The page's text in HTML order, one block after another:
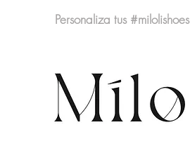
Personaliza tus #milolishoes